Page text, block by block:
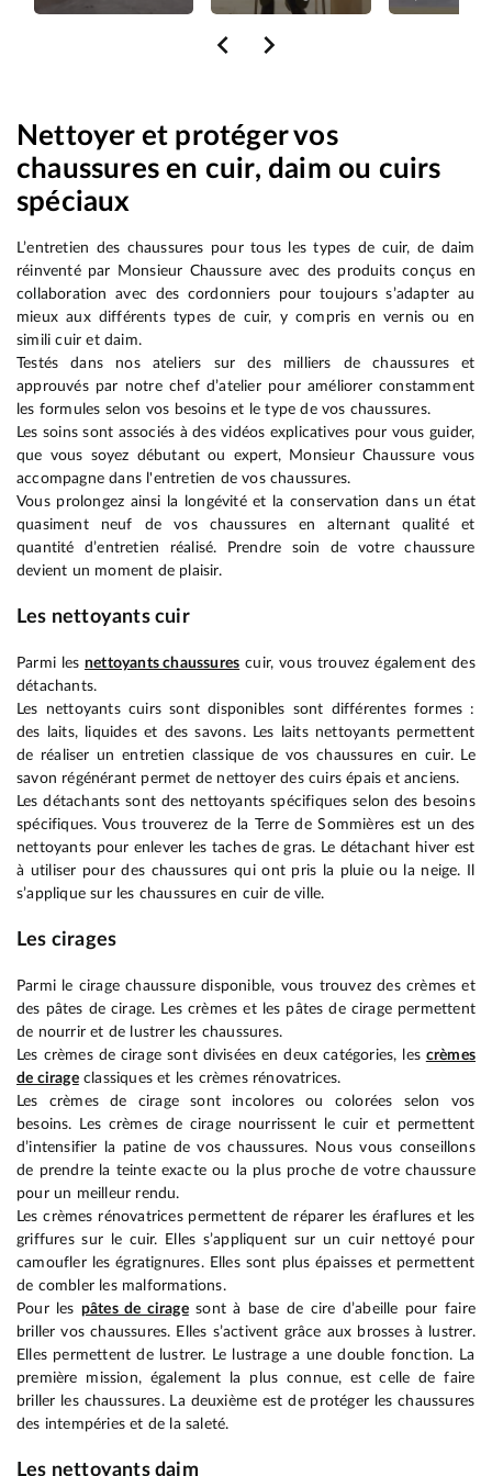
Nettoyer et protéger vos
chaussures en cuir, daim ou cuirs
spéciaux
L’entretien des chaussures pour tous les types de cuir, de daim
réinventé par Monsieur Chaussure avec des produits conçus en
collaboration avec des cordonniers pour toujours s’adapter au
mieux aux différents types de cuir, y compris en vernis ou en
simili cuir et daim.
Testés dans nos ateliers sur des milliers de chaussures et
approuvés par notre chef d’atelier pour améliorer constamment
les formules selon vos besoins et le type de vos chaussures.
Les soins sont associés à des vidéos explicatives pour vous guider,
que vous soyez débutant ou expert, Monsieur Chaussure vous
accompagne dans l'entretien de vos chaussures.
Vous prolongez ainsi la longévité et la conservation dans un état
quasiment neuf de vos chaussures en alternant qualité et
quantité d’entretien réalisé. Prendre soin de votre chaussure
devient un moment de plaisir.
Les nettoyants cuir
Parmi les nettoyants chaussures cuir, vous trouvez également des
détachants.
Les nettoyants cuirs sont disponibles sont différentes formes :
des laits, liquides et des savons. Les laits nettoyants permettent
de réaliser un entretien classique de vos chaussures en cuir. Le
savon régénérant permet de nettoyer des cuirs épais et anciens.
Les détachants sont des nettoyants spécifiques selon des besoins
spécifiques. Vous trouverez de la Terre de Sommières est un des
nettoyants pour enlever les taches de gras. Le détachant hiver est
à utiliser pour des chaussures qui ont pris la pluie ou la neige. Il
s’applique sur les chaussures en cuir de ville.
Les cirages
Parmi le cirage chaussure disponible, vous trouvez des crèmes et
des pâtes de cirage. Les crèmes et les pâtes de cirage permettent
de nourrir et de lustrer les chaussures.
Les crèmes de cirage sont divisées en deux catégories, les crèmes
de cirageclassiques et les crèmes rénovatrices.
Les crèmes de cirage sont incolores ou colorées selon vos
besoins. Les crèmes de cirage nourrissent le cuir et permettent
d’intensifier la patine de vos chaussures. Nous vous conseillons
de prendre la teinte exacte ou la plus proche de votre chaussure
pour un meilleur rendu.
Les crèmes rénovatrices permettent de réparer les éraflures et les
griffures sur le cuir. Elles s’appliquent sur un cuir nettoyé pour
camoufler les égratignures. Elles sont plus épaisses et permettent
de combler les malformations.
Pour les pâtes de ciragesont à base de cire d’abeille pour faire
briller vos chaussures. Elles s’activent grâce aux brosses à lustrer.
Elles permettent de lustrer. Le lustrage a une double fonction. La
première mission, également la plus connue, est celle de faire
briller les chaussures. La deuxième est de protéger les chaussures
des intempéries et de la saleté.
Les nettoyants daim